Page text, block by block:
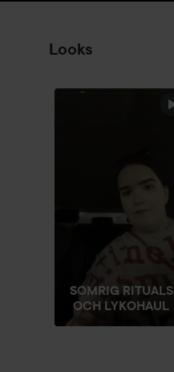
Looks
SOMRIG RITUALS
OCH LYKOHAUL